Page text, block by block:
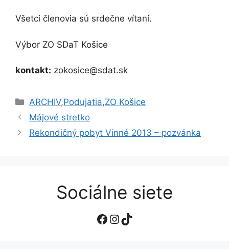
Všetci členovia sú srdečne vítaní.
Výbor ZO SDaT Košice
kontakt: zokosice@sdat.sk
Kategórie
ARCHIV,Podujatia,ZO Košice
Májové stretko
Rekondičný pobyt Vinné 2013 – pozvánka
Sociálne siete
Facebook
Instagram
TikTok